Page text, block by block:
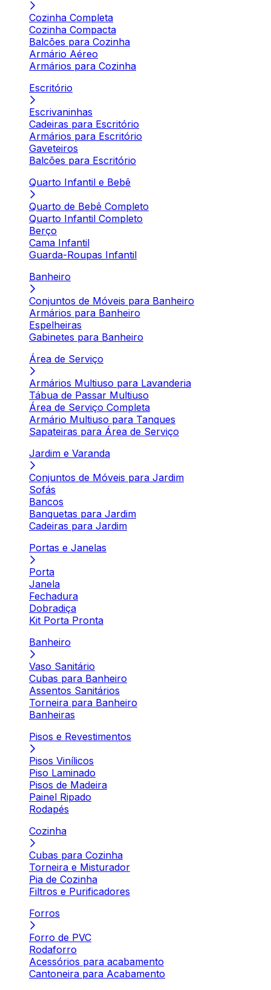
Cozinha Completa
Cozinha Compacta
Balcões para Cozinha
Armário Aéreo
Armários para Cozinha
Escritório
Escrivaninhas
Cadeiras para Escritório
Armários para Escritório
Gaveteiros
Balcões para Escritório
Quarto Infantil e Bebê
Quarto de Bebê Completo
Quarto Infantil Completo
Berço
Cama Infantil
Guarda-Roupas Infantil
Banheiro
Conjuntos de Móveis para Banheiro
Armários para Banheiro
Espelheiras
Gabinetes para Banheiro
Área de Serviço
Armários Multiuso para Lavanderia
Tábua de Passar Multiuso
Área de Serviço Completa
Armário Multiuso para Tanques
Sapateiras para Área de Serviço
Jardim e Varanda
Conjuntos de Móveis para Jardim
Sofás
Bancos
Banquetas para Jardim
Cadeiras para Jardim
Portas e Janelas
Porta
Janela
Fechadura
Dobradiça
Kit Porta Pronta
Banheiro
Vaso Sanitário
Cubas para Banheiro
Assentos Sanitários
Torneira para Banheiro
Banheiras
Pisos e Revestimentos
Pisos Vinílicos
Piso Laminado
Pisos de Madeira
Painel Ripado
Rodapés
Cozinha
Cubas para Cozinha
Torneira e Misturador
Pia de Cozinha
Filtros e Purificadores
Forros
Forro de PVC
Rodaforro
Acessórios para acabamento
Cantoneira para Acabamento